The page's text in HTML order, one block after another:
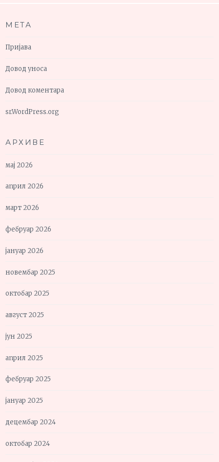
МЕТА
Пријава
Довод уноса
Довод коментара
sr.WordPress.org
АРХИВЕ
мај 2026
април 2026
март 2026
фебруар 2026
јануар 2026
новембар 2025
октобар 2025
август 2025
јун 2025
април 2025
фебруар 2025
јануар 2025
децембар 2024
октобар 2024